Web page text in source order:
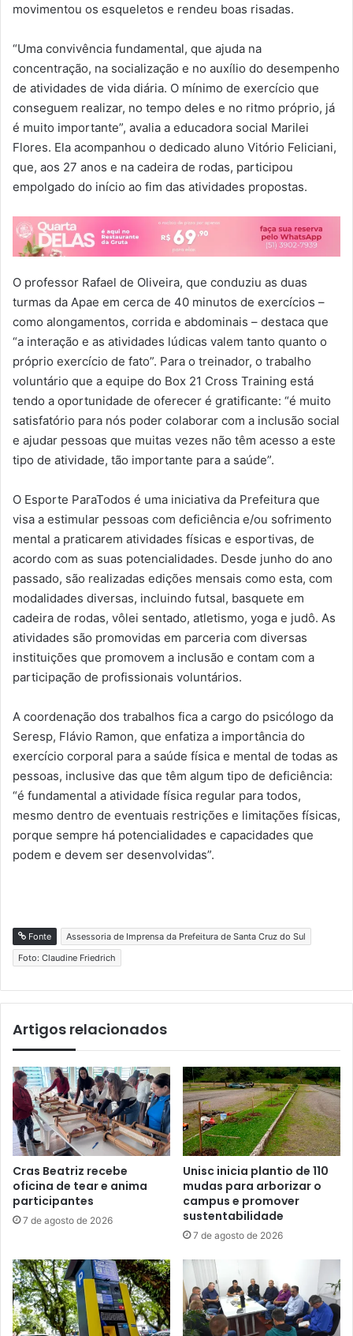
movimentou os esqueletos e rendeu boas risadas.
“Uma convivência fundamental, que ajuda na
concentração, na socialização e no auxílio do desempenho
de atividades de vida diária. O mínimo de exercício que
conseguem realizar, no tempo deles e no ritmo próprio, já
é muito importante”, avalia a educadora social Marilei
Flores. Ela acompanhou o dedicado aluno Vitório Feliciani,
que, aos 27 anos e na cadeira de rodas, participou
empolgado do início ao fim das atividades propostas.
O professor Rafael de Oliveira, que conduziu as duas
turmas da Apae em cerca de 40 minutos de exercícios –
como alongamentos, corrida e abdominais – destaca que
“a interação e as atividades lúdicas valem tanto quanto o
próprio exercício de fato”. Para o treinador, o trabalho
voluntário que a equipe do Box 21 Cross Training está
tendo a oportunidade de oferecer é gratificante: “é muito
satisfatório para nós poder colaborar com a inclusão social
e ajudar pessoas que muitas vezes não têm acesso a este
tipo de atividade, tão importante para a saúde”.
O Esporte ParaTodos é uma iniciativa da Prefeitura que
visa a estimular pessoas com deficiência e/ou sofrimento
mental a praticarem atividades físicas e esportivas, de
acordo com as suas potencialidades. Desde junho do ano
passado, são realizadas edições mensais como esta, com
modalidades diversas, incluindo futsal, basquete em
cadeira de rodas, vôlei sentado, atletismo, yoga e judô. As
atividades são promovidas em parceria com diversas
instituições que promovem a inclusão e contam com a
participação de profissionais voluntários.
A coordenação dos trabalhos fica a cargo do psicólogo da
Seresp, Flávio Ramon, que enfatiza a importância do
exercício corporal para a saúde física e mental de todas as
pessoas, inclusive das que têm algum tipo de deficiência:
“é fundamental a atividade física regular para todos,
mesmo dentro de eventuais restrições e limitações físicas,
porque sempre há potencialidades e capacidades que
podem e devem ser desenvolvidas”.
Fonte
Assessoria de Imprensa da Prefeitura de Santa Cruz do Sul
Foto: Claudine Friedrich
Artigos relacionados
Cras Beatriz recebe
oficina de tear e anima
participantes
7 de agosto de 2026
Unisc inicia plantio de 110
mudas para arborizar o
campus e promover
sustentabilidade
7 de agosto de 2026